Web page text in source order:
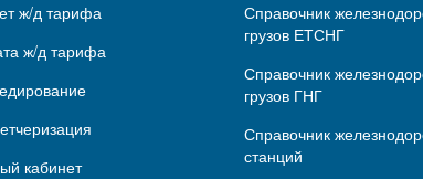
ж/д тарифа
ж/д тарифа
кабинет
Справочник
грузов ЕТСНГ
Справочник
грузов ГНГ
Справочник
станций